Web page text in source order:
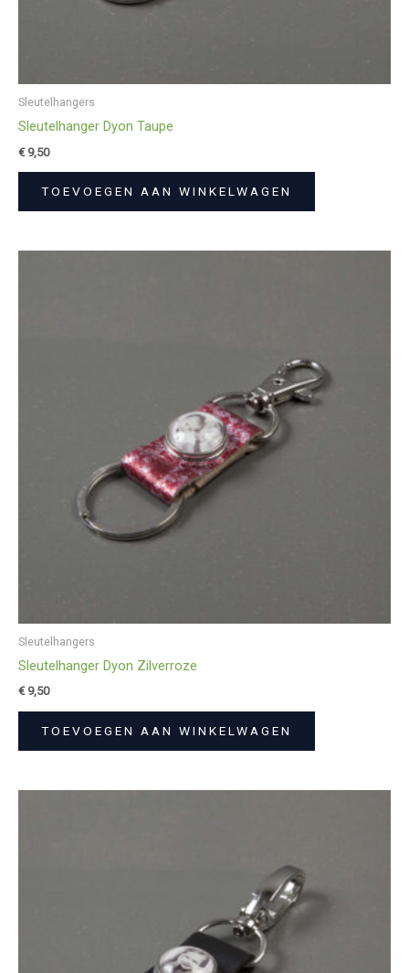
Sleutelhangers
Sleutelhanger Dyon Taupe
€9,50
TOEVOEGEN AAN WINKELWAGEN
Sleutelhangers
Sleutelhanger Dyon Zilverroze
€9,50
TOEVOEGEN AAN WINKELWAGEN